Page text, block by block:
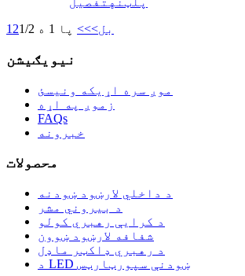
1 2 بل>>> پا 1 ه 1/2
نیویګیشن
موږ سره اړیکه ونیسئ
زموږ په اړه
FAQs
خبرونه
محصولات
د داخلي لارښود ښودنه
د بیروني مشر
د کرایې رهبري کولو
شفافه لارښود ښوون
د رهبري ډاکټر ماډل
د LED ښودنې سپورټارټس